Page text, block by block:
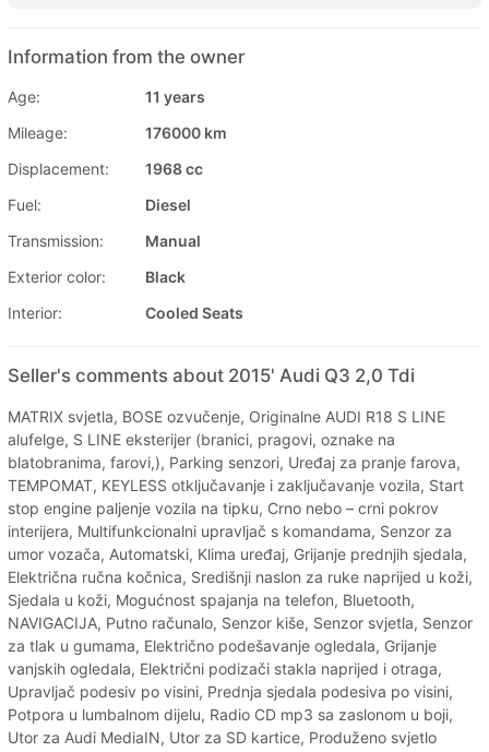
Information from the owner
Age:
11 years
Mileage:
176000 km
Displacement:
1968 cc
Fuel:
Diesel
Transmission:
Manual
Exterior color:
Black
Interior:
Cooled Seats
Seller's comments about 2015' Audi Q3 2,0 Tdi
MATRIX svjetla, BOSE ozvučenje, Originalne AUDI R18 S LINE
alufelge, S LINE eksterijer (branici, pragovi, oznake na
blatobranima, farovi,), Parking senzori, Uređaj za pranje farova,
TEMPOMAT, KEYLESS otključavanje i zaključavanje vozila, Start
stop engine paljenje vozila na tipku, Crno nebo – crni pokrov
interijera, Multifunkcionalni upravljač s komandama, Senzor za
umor vozača, Automatski, Klima uređaj, Grijanje prednjih sjedala,
Električna ručna kočnica, Središnji naslon za ruke naprijed u koži,
Sjedala u koži, Mogućnost spajanja na telefon, Bluetooth,
NAVIGACIJA, Putno računalo, Senzor kiše, Senzor svjetla, Senzor
za tlak u gumama, Električno podešavanje ogledala, Grijanje
vanjskih ogledala, Električni podizači stakla naprijed i otraga,
Upravljač podesiv po visini, Prednja sjedala podesiva po visini,
Potpora u lumbalnom dijelu, Radio CD mp3 sa zaslonom u boji,
Utor za Audi MediaIN, Utor za SD kartice, Produženo svjetlo